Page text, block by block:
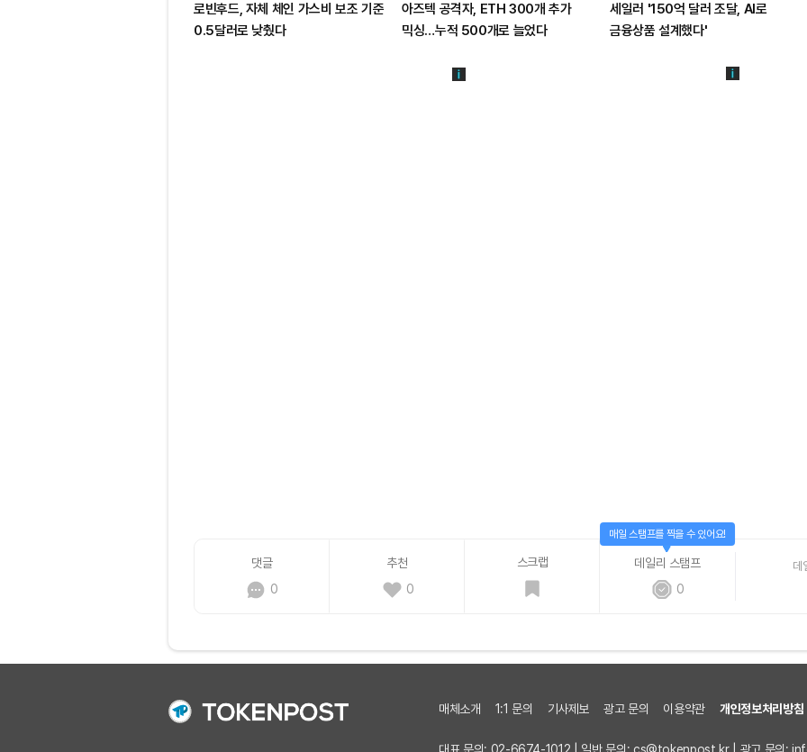
로빈후드, 자체 체인 가스비 보조 기준
0.5달러로 낮췄다
아즈텍 공격자, ETH 300개 추가
믹싱…누적 500개로 늘었다
세일러 '150억 달러 조달, AI로
금융상품 설계했다'
댓글
0
추천
0
스크랩
데일리 스탬프
0
매일 스탬프를 찍을 수 있어요!
데
매체소개 1:1 문의 기사제보 광고 문의 이용약관 개인정보처리방침